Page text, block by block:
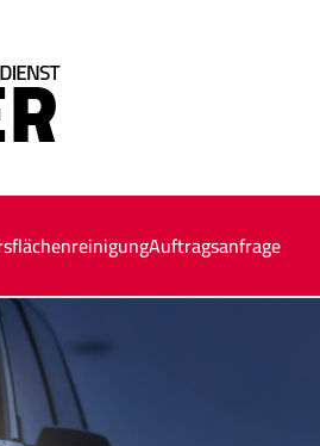
Auftragsanfrage